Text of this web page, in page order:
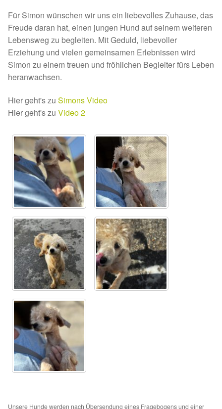
Auslandstierschutz
Schutzgebühr
Unsere Notnasen
Notnasen in Deutschland
Notnasen mit Handicap
Wichtige Gedanken vor der Adoption
Sicherheitsgeschirr
Mittelmeerkrankheiten
Leishmaniose
Qualzucht bei Hunden
Sonderfarben bei Hunden
Zwingerhusten
Ablauf Adoption
Für Simon wünschen wir uns ein liebevolles Zuhause, das
Freude daran hat, einen jungen Hund auf seinem weiteren
Lebensweg zu begleiten. Mit Geduld, liebevoller
Erziehung und vielen gemeinsamen Erlebnissen wird
Simon zu einem treuen und fröhlichen Begleiter fürs Leben
heranwachsen.
Hier geht's zu Simons Video
Hier geht's zu Video 2
Unsere Hunde werden nach Übersendung eines Fragebogens und einer